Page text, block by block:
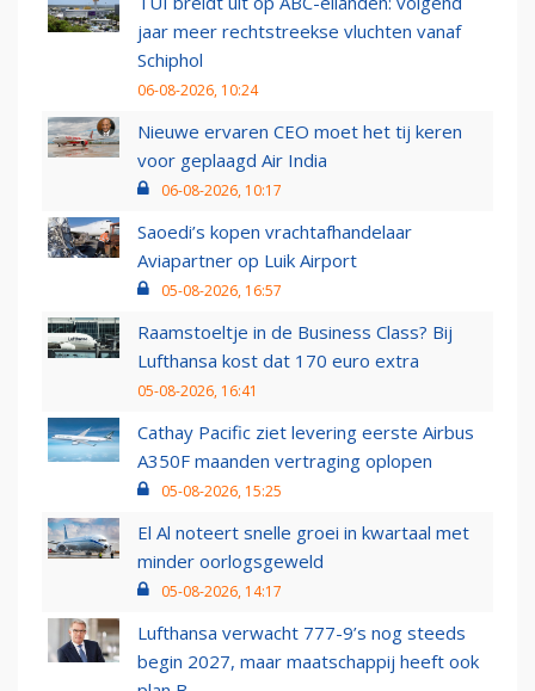
jaar meer rechtstreekse vluchten vanaf
Schiphol
06-08-2026, 10:24
Nieuwe ervaren CEO moet het tij keren
voor geplaagd Air India
06-08-2026, 10:17
Saoedi’s kopen vrachtafhandelaar
Aviapartner op Luik Airport
05-08-2026, 16:57
Raamstoeltje in de Business Class? Bij
Lufthansa kost dat 170 euro extra
05-08-2026, 16:41
Cathay Pacific ziet levering eerste Airbus
A350F maanden vertraging oplopen
05-08-2026, 15:25
El Al noteert snelle groei in kwartaal met
minder oorlogsgeweld
05-08-2026, 14:17
Lufthansa verwacht 777-9’s nog steeds
begin 2027, maar maatschappij heeft ook